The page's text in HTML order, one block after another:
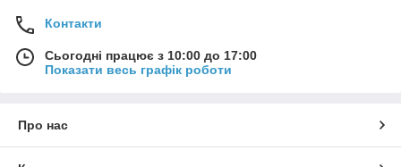
Контакти
Сьогодні працює з 10:00 до 17:00
Показати весь графік роботи
Про нас